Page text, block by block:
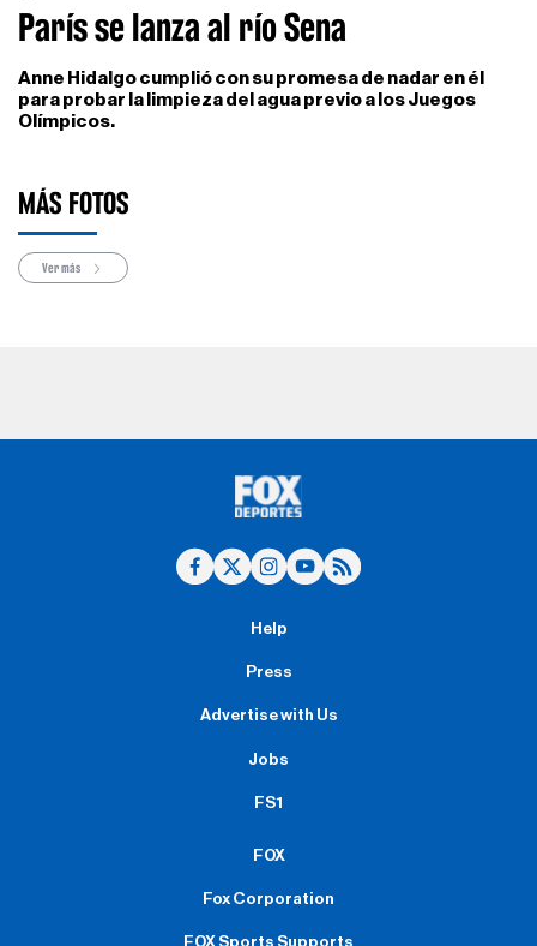
París se lanza al río Sena
Anne Hidalgo cumplió con su promesa de nadar en él
para probar la limpieza del agua previo a los Juegos
Olímpicos.
MÁS FOTOS
Ver más
Help
Press
Advertise with Us
Jobs
FS1
FOX
Fox Corporation